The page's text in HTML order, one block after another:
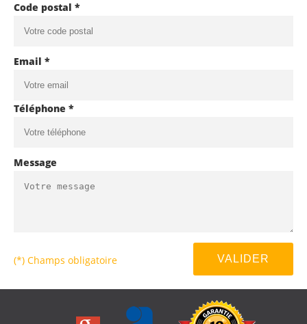
Code postal *
Email *
Téléphone *
Message
(*) Champs obligatoire